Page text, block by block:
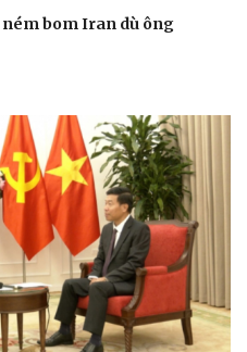
bom Iran dù ông